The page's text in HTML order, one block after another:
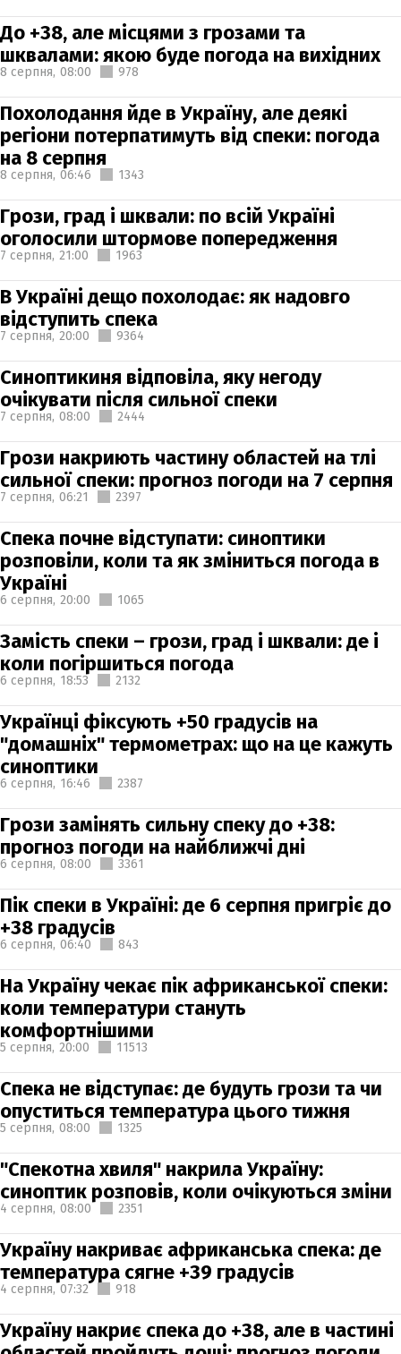
До +38, але місцями з грозами та
шквалами: якою буде погода на вихідних
8 серпня, 08:00 978
Похолодання йде в Україну, але деякі
регіони потерпатимуть від спеки: погода
на 8 серпня
8 серпня, 06:46 1343
Грози, град і шквали: по всій Україні
оголосили штормове попередження
7 серпня, 21:00 1963
В Україні дещо похолодає: як надовго
відступить спека
7 серпня, 20:00 9364
Синоптикиня відповіла, яку негоду
очікувати після сильної спеки
7 серпня, 08:00 2444
Грози накриють частину областей на тлі
сильної спеки: прогноз погоди на 7 серпня
7 серпня, 06:21 2397
Спека почне відступати: синоптики
розповіли, коли та як зміниться погода в
Україні
6 серпня, 20:00 1065
Замість спеки – грози, град і шквали: де і
коли погіршиться погода
6 серпня, 18:53 2132
Українці фіксують +50 градусів на
"домашніх" термометрах: що на це кажуть
синоптики
6 серпня, 16:46 2387
Грози замінять сильну спеку до +38:
прогноз погоди на найближчі дні
6 серпня, 08:00 3361
Пік спеки в Україні: де 6 серпня пригріє до
+38 градусів
6 серпня, 06:40 843
На Україну чекає пік африканської спеки:
коли температури стануть
комфортнішими
5 серпня, 20:00 11513
Спека не відступає: де будуть грози та чи
опуститься температура цього тижня
5 серпня, 08:00 1325
"Спекотна хвиля" накрила Україну:
синоптик розповів, коли очікуються зміни
4 серпня, 08:00 2351
Україну накриває африканська спека: де
температура сягне +39 градусів
4 серпня, 07:32 918
Україну накриє спека до +38, але в частині